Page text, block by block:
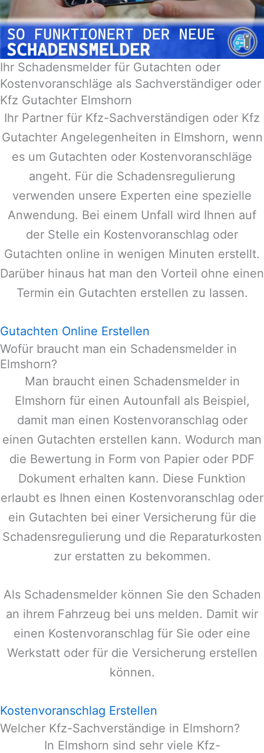
Ihr Schadensmelder für Gutachten oder
Kostenvoranschläge als Sachverständiger oder
Kfz Gutachter Elmshorn
Ihr Partner für Kfz-Sachverständigen oder Kfz
Gutachter Angelegenheiten in Elmshorn, wenn
es um Gutachten oder Kostenvoranschläge
angeht. Für die Schadensregulierung
verwenden unsere Experten eine spezielle
Anwendung. Bei einem Unfall wird Ihnen auf
der Stelle ein Kostenvoranschlag oder
Gutachten online in wenigen Minuten erstellt.
Darüber hinaus hat man den Vorteil ohne einen
Termin ein Gutachten erstellen zu lassen.
Gutachten Online Erstellen
Wofür braucht man ein Schadensmelder in
Elmshorn?
Man braucht einen Schadensmelder in
Elmshorn für einen Autounfall als Beispiel,
damit man einen Kostenvoranschlag oder
einen Gutachten erstellen kann. Wodurch man
die Bewertung in Form von Papier oder PDF
Dokument erhalten kann. Diese Funktion
erlaubt es Ihnen einen Kostenvoranschlag oder
ein Gutachten bei einer Versicherung für die
Schadensregulierung und die Reparaturkosten
zur erstatten zu bekommen.
Als Schadensmelder können Sie den Schaden
an ihrem Fahrzeug bei uns melden. Damit wir
einen Kostenvoranschlag für Sie oder eine
Werkstatt oder für die Versicherung erstellen
können.
Kostenvoranschlag Erstellen
Welcher Kfz-Sachverständige in Elmshorn?
In Elmshorn sind sehr viele Kfz-